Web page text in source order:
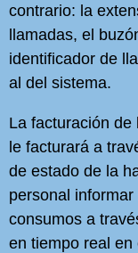
contrario: la
llamadas, el
identificador de
al del sistema.
La facturación
le facturará a
de estado de la
personal
consumos a
en tiempo real en